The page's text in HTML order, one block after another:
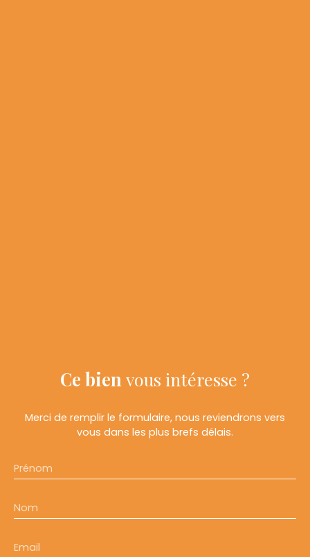
Ce bien vous intéresse ?
Merci de remplir le formulaire, nous reviendrons vers
vous dans les plus brefs délais.
Prénom
Nom
Email